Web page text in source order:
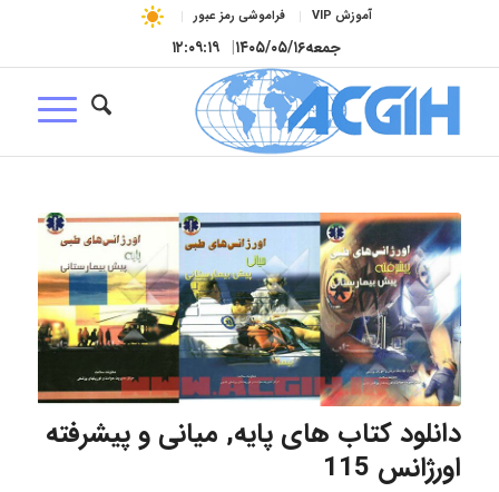
آموزش VIP فراموشی رمز عبور
جمعه۱۴۰۵/۰۵/۱۶| ۱۲:۰۹:۲۰
دانلود کتاب های پایه, میانی و پیشرفته
اورژانس 115